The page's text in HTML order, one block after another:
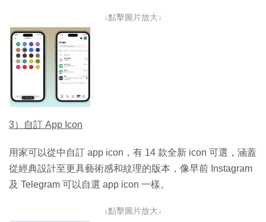
↓點擊圖片放大↓
3）自訂 App Icon
用家可以從中自訂 app icon，有 14 款全新 icon 可選，涵蓋
從經典設計至更具藝術感和紋理的版本，像早前 Instagram
及 Telegram 可以自選 app icon 一樣。
↓點擊圖片放大↓